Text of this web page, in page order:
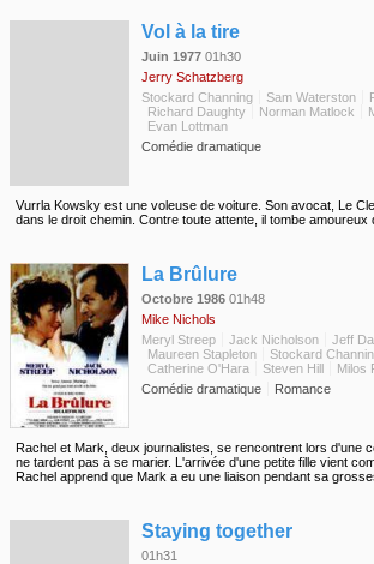
cancer et assumer l'autisme de son fils.
Vol à la tire
Juin 1977 01h30
Jerry Schatzberg
Stockard Channing
Sam Waterston
Richard Daughty
Norman Matlock
Evan Lottman
Comédie dramatique
Vurrla Kowsky est une voleuse de voiture. Son avocat, Le
dans le droit chemin. Contre toute attente, il tombe amoureux
La Brûlure
Octobre 1986 01h48
Mike Nichols
Meryl Streep
Jack Nicholson
Jeff
Maureen Stapleton
Stockard
Catherine O'Hara
Steven Hill Milos
Comédie dramatique
Romance
Rachel et Mark, deux journalistes, se rencontrent lors d'une
ne tardent pas à se marier. L'arrivée d'une petite fille vient
Rachel apprend que Mark a eu une liaison pendant sa
Staying together
01h31